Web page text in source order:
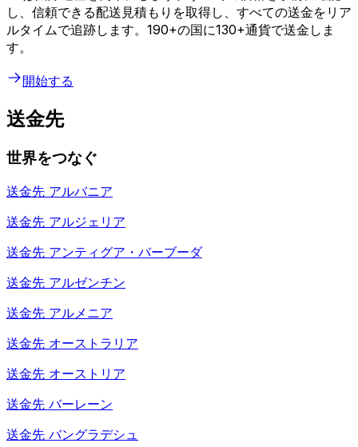
し、信頼できる配送見積もりを取得し、すべての送金をリア
ルタイムで追跡します。190+の国に130+通貨で送金しま
す。
開始する
送金先
世界をつなぐ
送金先 アルバニア
送金先 アルジェリア
送金先 アンティグア・バーブーダ
送金先 アルゼンチン
送金先 アルメニア
送金先 オーストラリア
送金先 オーストリア
送金先 バーレーン
送金先 バングラデシュ